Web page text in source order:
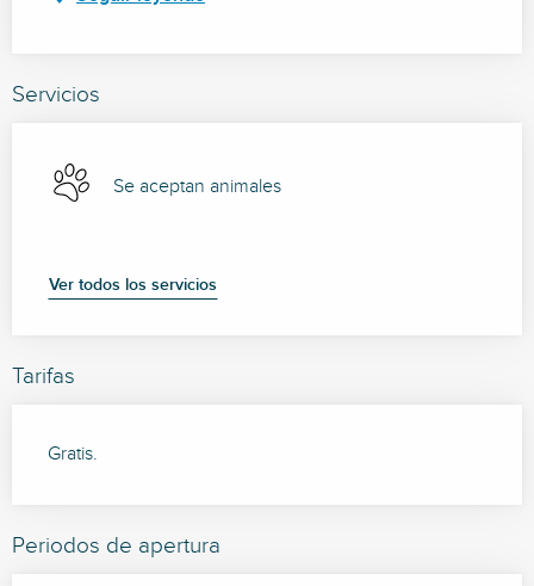
Servicios
Se aceptan animales
Ver todos los servicios
Tarifas
Gratis.
Periodos de apertura